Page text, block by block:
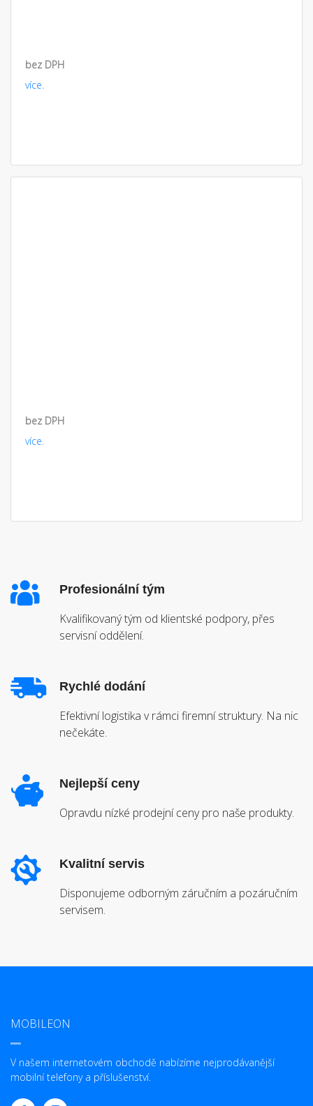
bez DPH
více.
bez DPH
více.
Profesionální tým
Kvalifikovaný tým od klientské podpory, přes
servisní oddělení.
Rychlé dodání
Efektivní logistika v rámci firemní struktury. Na nic
nečekáte.
Nejlepší ceny
Opravdu nízké prodejní ceny pro naše produkty.
Kvalitní servis
Disponujeme odborným záručním a pozáručním
servisem.
MOBILEON
V našem internetovém obchodě nabízíme nejprodávanější
mobilní telefony a příslušenství.